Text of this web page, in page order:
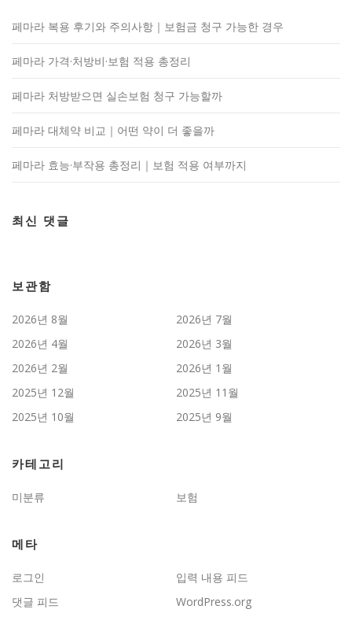
페마라 복용 후기와 주의사항｜보험금 청구 가능한 경우
페마라 가격·처방비·보험 적용 총정리
페마라 처방받으면 실손보험 청구 가능할까
페마라 대체약 비교｜어떤 약이 더 좋을까
페마라 효능·부작용 총정리｜보험 적용 여부까지
최신 댓글
보관함
2026년 8월
2026년 7월
2026년 4월
2026년 3월
2026년 2월
2026년 1월
2025년 12월
2025년 11월
2025년 10월
2025년 9월
카테고리
미분류 보험
메타
로그인
입력 내용 피드
댓글 피드
WordPress.org